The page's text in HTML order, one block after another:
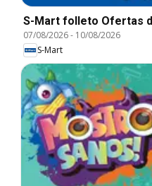
S-Mart folleto Ofertas
07/08/2026- 10/08/2026
S-Mart